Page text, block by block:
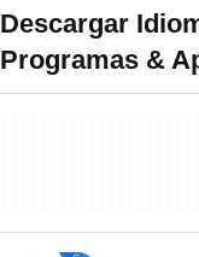
Descargar
Programas &